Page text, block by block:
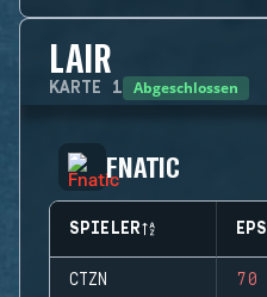
LAIR
KARTE 1 Abgeschlossen
FNATIC
SPIELER EPS
CTZN 70